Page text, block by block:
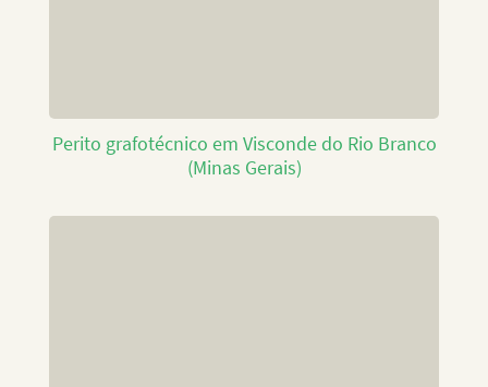
Perito grafotécnico em Visconde do Rio Branco
(Minas Gerais)